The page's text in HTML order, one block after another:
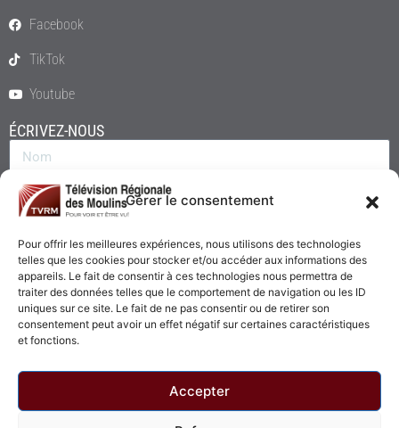
Gérer le consentement
Pour offrir les meilleures expériences, nous utilisons des technologies
telles que les cookies pour stocker et/ou accéder aux informations des
appareils. Le fait de consentir à ces technologies nous permettra de
traiter des données telles que le comportement de navigation ou les ID
uniques sur ce site. Le fait de ne pas consentir ou de retirer son
consentement peut avoir un effet négatif sur certaines caractéristiques
et fonctions.
Accepter
Facebook
TikTok
Youtube
ÉCRIVEZ-NOUS